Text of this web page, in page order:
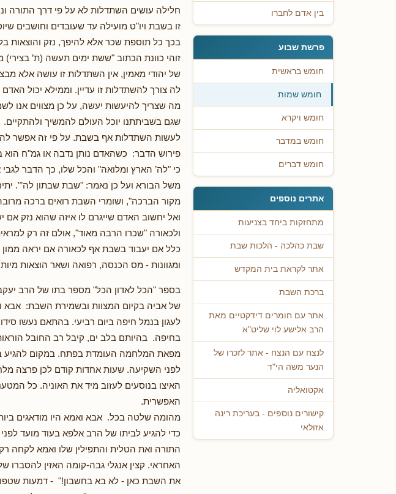
בין אדם לחברו
פרשת שבוע
חומש בראשית
חומש שמות
חומש ויקרא
חומש במדבר
חומש דברים
אתרים נוספים
מתחזקות ביחד בצניעות
שבת כהלכה - הלכות שבת
אתר לקראת בית המקדש
ברכת השבת
אתר עם חומרים דידקטיים מאת
הרב אלישע לוי שליט"א
לנצח עם הנצח - אתר לזכרו של
הנער משה הי"ד
אקטואליה
קישורים נוספים - בעריכת רינה
אזולאי
חלילה עושים השתדלות לא על פי דרך התורה
זו בשבת ויו"ט מועילה עד שעובדים וחושבים
בכך כל תוספת שכר אלא להיפך, נזק והוצאות
זוהי כוונת הכתוב "ששת ימים תעשה (ת’
של יהודי מאמין, אין השתדלות זו עושה אלא
לה צורך להשתדלות זו עדיין. וממילא יכול
מה שצריך להיעשות יעשה, על כן מצווים אנו
שגם בשביתתנו יוכל העולם להמשיך
לעשות השתדלות אף בשבת. על פי זה אפשר
פירוש הדבר: כשהאדם נותן נדבה או גמ"ח הוא
כי "לה’ הארץ ומלואה" והכל שלו, כך הדבר
משל הבורא ועל כן נאמר: "שבת שבתון לה’".
מקור הברכה", ושומרי השבת רואים ברכה
ואל יחשוב האדם שייגרם לו איזה שהוא נזק
ולכאורה "שכרו הרבה מאוד", אולם זה רק
כלל אם יעבוד בשבת אף לכאורה אם יראה
ומגוונות - מס הכנסה, רפואה ושאר הוצאות
בספר "הכל לאדון הכל" מספר בתו של הרב
של אביה בקיום המצוות ובשמירת השבת: אבא
לעגון בנמל חיפה ביום רביעי. בהתאם נעשו
בחיפה. בהיותם בלב ים, קיבל רב החובל
מפאת המלחמה העומדת בפתח. במקום להגיע
לפני השקיעה. שעות אחדות קודם לכן פרצה
האיצו בנוסעים לעזוב מיד את האוניה. כל
האפשרית.
מהומה שלטה בכל. אבא ואמא היו מודאגים
כדי להגיע לביתו של הרב אלפא בעוד מועד
התורה ואת הטלית והתפילין שלו ואמא לקחה
האחראי. קצין אנגלי גבה-קומה האזין
את השבת כאן - לא בא בחשבון!" - דמעות שטפו